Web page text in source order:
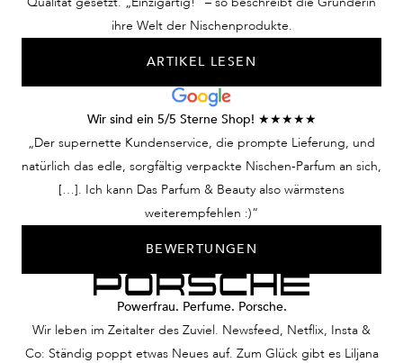
Geschichten aus einer
Traumvorstellung –
unsere Nischendüfte für
Damen lassen Sie diese
Köpfe verdrehen! Nur
Keineswegs. Wir
verhelfen Ihnen mit
Ihrem Herrenduft,
dieser Mann zu sein.
ihre Welt der Nischenprodukte.
ARTIKEL LESEN
Wir sind ein 5/5 Sterne Shop! ★★★★★
„Der supernette Kundenservice, die prompte Lieferung, und
natürlich das edle, sorgfältig verpackte Nischen-Parfum an sich,
[…]. Ich kann Das Parfum & Beauty also wärmstens
weiterempfehlen :)“
BEWERTUNGEN
Powerfrau. Perfume. Porsche.
Wir leben im Zeitalter des Zuviel. Newsfeed, Netflix, Insta &
Co: Ständig poppt etwas Neues auf. Zum Glück gibt es Liljana